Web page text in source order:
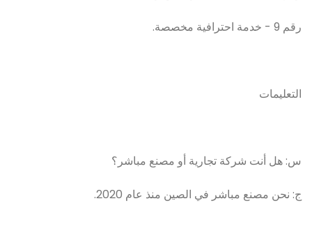
رقم 9 - خدمة احترافية مخصصة.
التعليمات
س: هل أنت شركة تجارية أو مصنع مباشر؟
ج: نحن مصنع مباشر في الصين منذ عام 2020.